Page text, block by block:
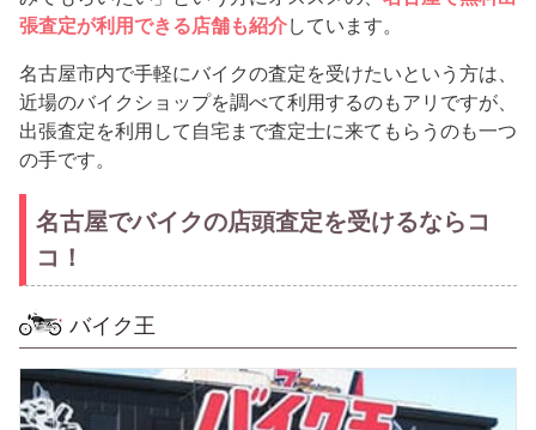
張査定が利用できる店舗も紹介しています。
名古屋市内で手軽にバイクの査定を受けたいという方は、
近場のバイクショップを調べて利用するのもアリですが、
出張査定を利用して自宅まで査定士に来てもらうのも一つ
の手です。
名古屋でバイクの店頭査定を受けるならコ
コ！
バイク王